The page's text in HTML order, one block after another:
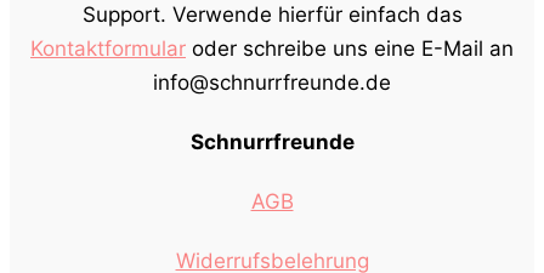
Support. Verwende hierfür einfach das
Kontaktformular oder schreibe uns eine E-Mail an
info@schnurrfreunde.de
Schnurrfreunde
AGB
Widerrufsbelehrung